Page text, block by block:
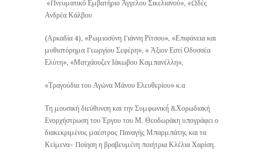
«Πνευματικό Εμβατήριο Άγγελου Σικελιανού», «Ωδές
Ανδρέα Κάλβου
(Αρκαδία 4), «Ρωμιοσύνη Γιάννη Ρίτσου», «Επιφάνεια και
μυθιστόρημα Γεωργίου Σεφέρη», « Άξιον Εστί Οδυσσέα
Ελύτη», «Ματχάουζεν Ιάκωβου Καμπανέλλη»,
«Τραγούδια του Αγώνα Μάνου Ελευθερίου» κ.α
Τη μουσική διεύθυνση και την Συμφωνική́ &Χορωδιακή
Ενορχήστρωση του Έργου του Μ. Θεοδωράκη υπογράφει ο
διακεκριμένος μαέστρος Παναγής Μπαρμπάτης και τα
Κείμενα- Ποίηση η βραβευμένη ποιήτρια Κλέλια Χαρίση.